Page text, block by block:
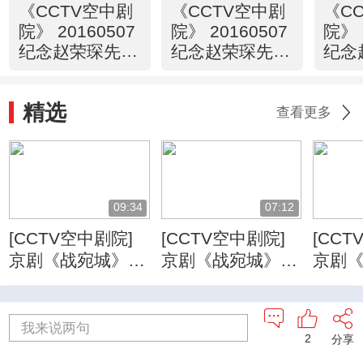
《CCTV空中剧
院》 20160507
纪念赵荣琛先生
《CCTV空中剧
院》 20160507
纪念赵荣琛先生
《
院》
纪念
谈）
精选 查看更多
09:34
[CCTV空中剧院]
京剧《战宛城》
第六场
07:12
[CCTV空中剧院]
京剧《战宛城》
第七场
京剧
第四场
我来说两句
分享
2